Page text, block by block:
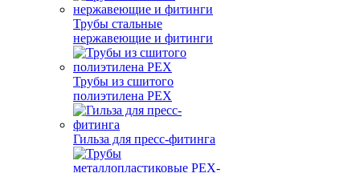
Трубы стальные
нержавеющие и фитинги
Трубы из сшитого
полиэтилена PEX
Гильза для пресс-фитинга